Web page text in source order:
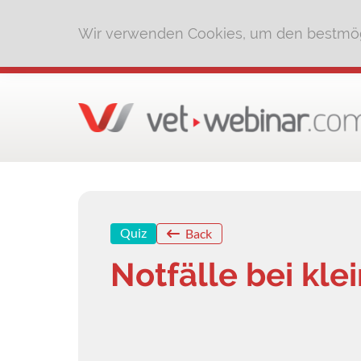
Wir verwenden Cookies, um den
Quiz Back
Notfälle bei